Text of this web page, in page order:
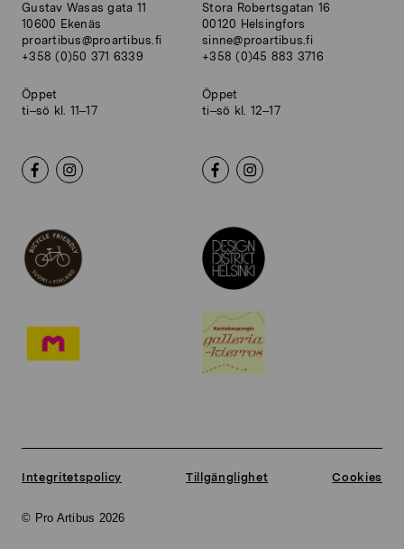
Gustav Wasas gata 11
10600 Ekenäs
proartibus@proartibus.fi
+358 (0)50 371 6339
Öppet
ti–sö kl. 11–17
Stora Robertsgatan 16
00120 Helsingfors
sinne@proartibus.fi
+358 (0)45 883 3716
Öppet
ti–sö kl. 12–17
© Pro Artibus 2026
Integritetspolicy Tillgänglighet Cookies